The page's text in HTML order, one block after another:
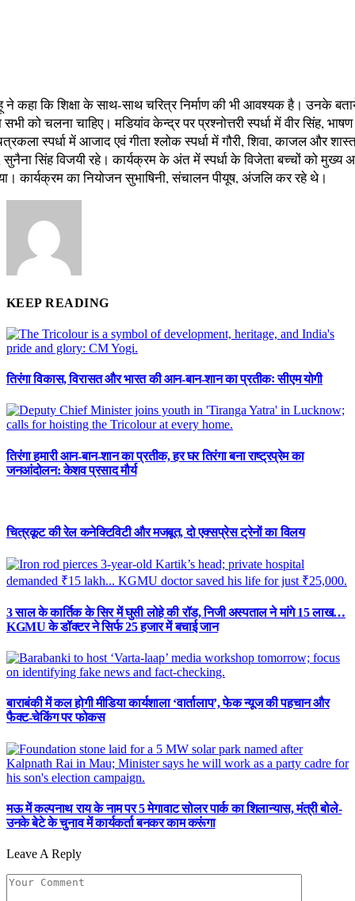
ने कहा कि शिक्षा के साथ-साथ चरित्र निर्माण की भी आवश्यक है। उनके
को चलना चाहिए। मडियांव केन्द्र पर प्रश्नोत्तरी स्पर्धा में वीर सिंह, भाषण
स्पर्धा में आजाद एवं गीता श्लोक स्पर्धा में गौरी, शिवा, काजल और
सिंह विजयी रहे। कार्यक्रम के अंत में स्पर्धा के विजेता बच्चों को मुख्य
कार्यक्रम का नियोजन सुभाषिनी, संचालन पीयूष, अंजलि कर रहे थे।
KEEP READING
तिरंगा विकास, विरासत और भारत की आन-बान-शान का प्रतीकः सीएम योगी
तिरंगा हमारी आन-बान-शान का प्रतीक, हर घर तिरंगा बना राष्ट्रप्रेम का
जनआंदोलन: केशव प्रसाद मौर्य
चित्रकूट की रेल कनेक्टिविटी और मजबूत, दो एक्सप्रेस ट्रेनों का विलय
3 साल के कार्तिक के सिर में घुसी लोहे की रॉड, निजी अस्पताल ने मांगे 15 लाख…
KGMU के डॉक्टर ने सिर्फ 25 हजार में बचाई जान
बाराबंकी में कल होगी मीडिया कार्यशाला ‘वार्तालाप’, फेक न्यूज की पहचान और
फैक्ट-चेकिंग पर फोकस
मऊ में कल्पनाथ राय के नाम पर 5 मेगावाट सोलर पार्क का शिलान्यास, मंत्री बोले-
उनके बेटे के चुनाव में कार्यकर्ता बनकर काम करूंगा
Leave A Reply